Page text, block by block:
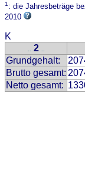
1: die Jahresbeträge
2010
K
.. 2 ..
Grundgehalt:
Brutto gesamt:
Netto gesamt: